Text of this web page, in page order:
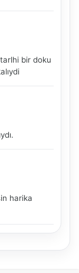
bir doku
harika
rota
🚶 Yürüyüş